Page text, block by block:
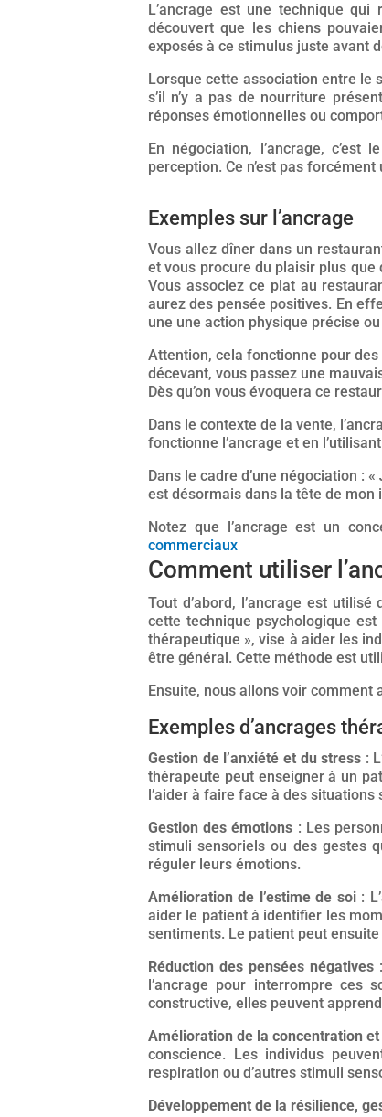
L’ancrage est une technique
découvert que les chiens
exposés à ce stimulus juste avant
Lorsque cette association entre le
s’il n’y a pas de nourriture
réponses émotionnelles ou
En négociation, l’ancrage,
perception. Ce n’est pas
Exemples sur l’ancrage
Vous allez dîner dans un
et vous procure du plaisir plus que
Vous associez ce plat au
aurez des pensée positives. En
une une action physique précise
Attention, cela fonctionne pour
décevant, vous passez une
Dès qu’on vous évoquera ce
Dans le contexte de la vente,
fonctionne l’ancrage et en
Dans le cadre d’une négociation : «
est désormais dans la tête de mon
Notez que l’ancrage est un
commerciaux
Comment utiliser
Tout d’abord, l’ancrage est
cette technique psychologique
thérapeutique », vise à aider les
être général. Cette méthode est
Ensuite, nous allons voir comment
Exemples d’ancrages
Gestion de l’anxiété et du stress :
thérapeute peut enseigner à un
l’aider à faire face à des situations
Gestion des émotions : Les
stimuli sensoriels ou des gestes
réguler leurs émotions.
Amélioration de l’estime de soi:
aider le patient à identifier les
sentiments. Le patient peut
Réduction des pensées négatives:
l’ancrage pour interrompre ces
constructive, elles peuvent
Amélioration de la concentration
conscience. Les individus
respiration ou d’autres stimuli
Développement de la résilience,